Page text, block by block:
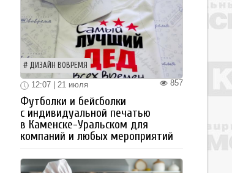
ДИЗАЙН ВОВРЕМЯ
857
12:07 | 21 июля
Футболки и бейсболки
с индивидуальной печатью
в Каменске-Уральском для
компаний и любых мероприятий